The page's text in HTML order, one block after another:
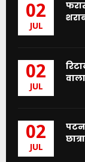
02
JUL
02
JUL
02
JUL